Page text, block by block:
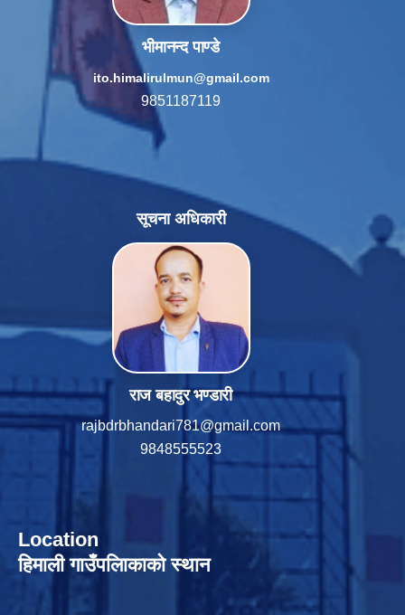
भीमानन्द पाण्डे
ito.himalirulmun@gmail.com
9851187119
सूचना अधिकारी
राज बहादुर भण्डारी
rajbdrbhandari781@gmail.com
9848555523
Location
हिमाली गाउँपलािकाको स्थान